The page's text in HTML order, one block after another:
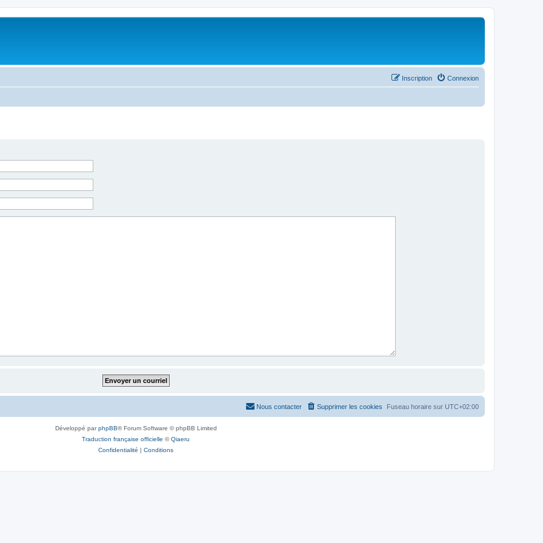
Connexion
Inscription
Fuseau horaire sur UTC+02:00
Supprimer les cookies
Nous contacter
Développé parphpBB® Forum Software © phpBB Limited
Traduction française officielle ©Qiaeru
Confidentialité | Conditions